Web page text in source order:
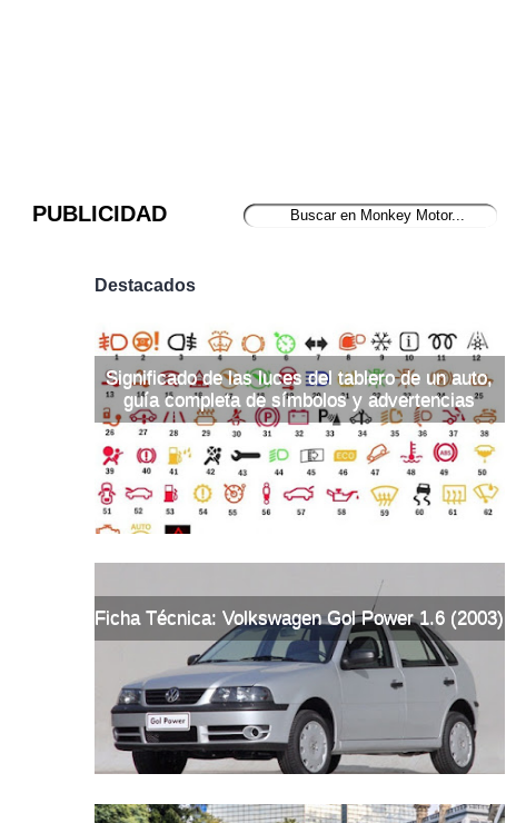
PUBLICIDAD
Destacados
Significado de las luces del tablero de un auto,
guía completa de símbolos y advertencias
Ficha Técnica: Volkswagen Gol Power 1.6 (2003)